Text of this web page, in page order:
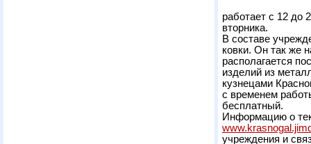
работает с 12 до
вторника.
В составе
ковки. Он так же
располагается
изделий из
кузнецами
с временем
бесплатный.
Информацию о
учреждения и